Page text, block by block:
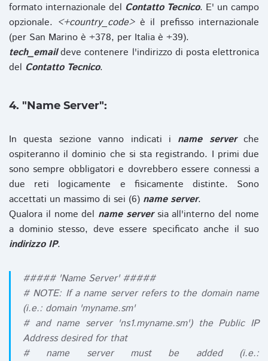
formato internazionale del Contatto Tecnico. E' un campo
opzionale. <+country_code>è il prefisso internazionale
(per San Marino è +378, per Italia è +39).
tech_emaildeve contenere l'indirizzo di posta elettronica
del Contatto Tecnico.
4. "Name Server":
In questa sezione vanno indicati i name serverche
ospiteranno il dominio che si sta registrando. I primi due
sono sempre obbligatori e dovrebbero essere connessi a
due reti logicamente e fisicamente distinte. Sono
accettati un massimo di sei (6) name server.
Qualora il nome del name serversia all'interno del nome
a dominio stesso, deve essere specificato anche il suo
indirizzo IP.
##### 'Name Server' #####
# NOTE: If a name server refers to the domain name
(i.e.: domain 'myname.sm'
# and name server 'ns1.myname.sm') the Public IP
Address desired for that
# name server must be added (i.e.: